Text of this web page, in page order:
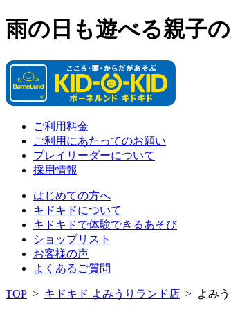
雨の日も遊べる親子
ご利用料金
ご利用にあたってのお願い
プレイリーダーについて
採用情報
はじめての方へ
キドキドについて
キドキドで体験できるあそび
ショップリスト
お客様の声
よくあるご質問
TOP > キドキド よみうりランド店 > よみ